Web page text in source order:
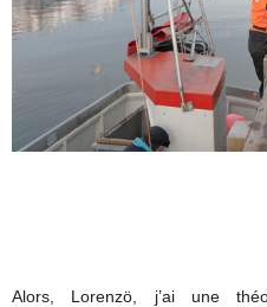
Alors, Lorenzö, j’ai une